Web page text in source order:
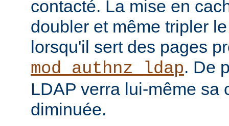
contacté. La mise en
doubler et même tripler
lorsqu'il sert des pages
mod_authnz_ldap. De
LDAP verra lui-même sa
diminuée.